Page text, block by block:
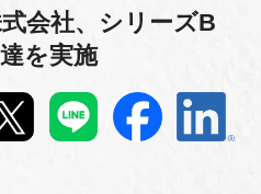
会社、シリーズB
を実施